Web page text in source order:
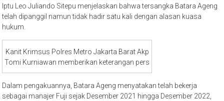
Iptu Leo Juliando Sitepu menjelaskan bahwa tersangka Batara Ageng
telah dipanggil namun tidak hadir satu kali dengan alasan kuasa
hukum.
Kanit Krimsus Polres Metro Jakarta Barat Akp
Tomi Kurniawan memberikan keterangan pers
Dalam pengakuannya, Batara Ageng menyatakan telah bekerja
sebagai manajer Fuji sejak Desember 2021 hingga Desember 2022,